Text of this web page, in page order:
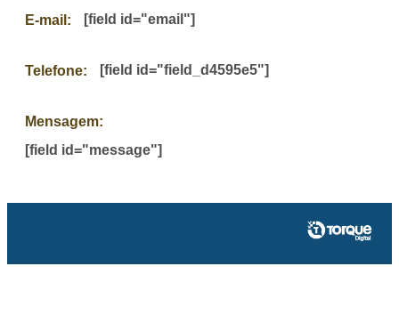
E-mail: [field id="email"]
Telefone: [field id="field_d4595e5"]
Mensagem:
[field id="message"]